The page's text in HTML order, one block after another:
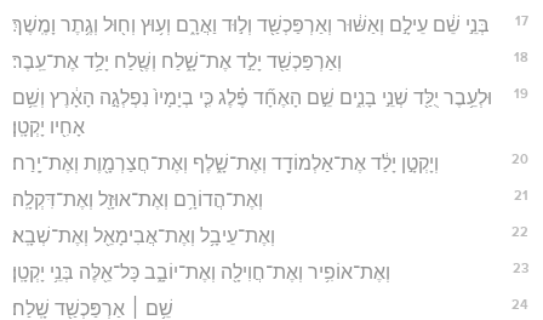
17 בְּנֵ֣י שֵׁ֔ם עֵילָ֣ם וְאַשּׁ֔וּר וְאַרְפַּכְשַׁ֖ד וְל֣וּד וַאֲרָ֑ם וְע֥וּץ וְח֖וּל וְגֶ֥תֶר וָמֶֽשֶׁךְ׃
18 וְאַרְפַּכְשַׁ֖ד יָלַ֣ד אֶת־שָׁ֑לַח וְשֶׁ֖לַח יָלַ֥ד אֶת־עֵֽבֶר׃
19
וּלְעֵ֥בֶר יֻלַּ֖ד שְׁנֵ֣י בָנִ֑ים שֵׁ֣ם הָאֶחָ֞ד פֶּ֗לֶג כִּ֤י בְיָמָיו֙ נִפְלְגָ֣ה הָאָ֔רֶץ וְשֵׁ֥ם
אָחִ֖יו יָקְטָֽן׃
20 וְיָקְטָ֣ן יָלַ֔ד אֶת־אַלְמוֹדָ֖ד וְאֶת־שָׁ֑לֶף וְאֶת־חֲצַרְמָ֖וֶת וְאֶת־יָֽרַח׃
21 וְאֶת־הֲדוֹרָ֥ם וְאֶת־אוּזָ֖ל וְאֶת־דִּקְלָֽה׃
22 וְאֶת־עֵיבָ֥ל וְאֶת־אֲבִימָאֵ֖ל וְאֶת־שְׁבָֽא׃
23 וְאֶת־אוֹפִ֥יר וְאֶת־חֲוִילָ֖ה וְאֶת־יוֹבָ֑ב כָּל־אֵ֖לֶּה בְּנֵ֥י יָקְטָֽן׃
24 שֵׁ֥ם ׀ אַרְפַּכְשַׁ֖ד שָֽׁלַח׃